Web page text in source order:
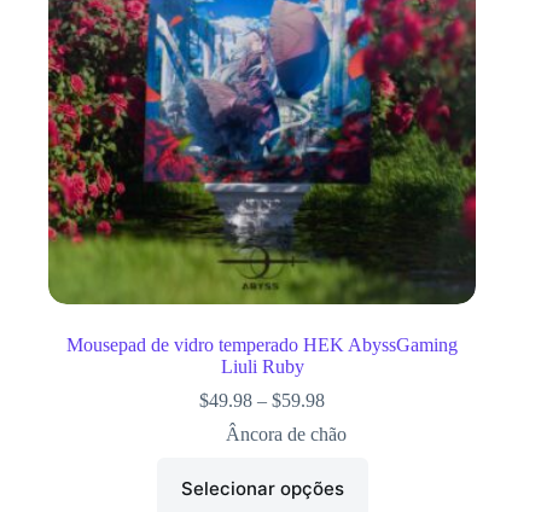
Mousepad de vidro temperado HEK AbyssGaming
Liuli Ruby
$49.98 – $59.98
Âncora de chão
Selecionar opções